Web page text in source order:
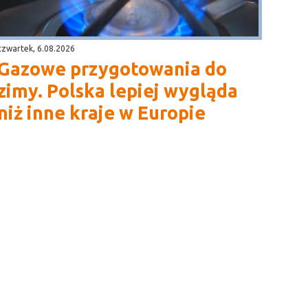
6.08.2026
przygotowania do
Polska lepiej wygląda
inne kraje w Europie